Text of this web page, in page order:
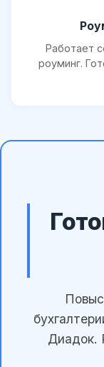
Работает
роуминг.
Диадок.